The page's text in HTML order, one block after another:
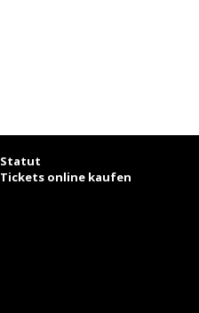
Statut
Tickets online kaufen